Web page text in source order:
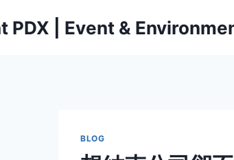
PDX | Event &
BLOG